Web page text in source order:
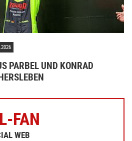
PARBEL UND KONRAD
FAN
WEB